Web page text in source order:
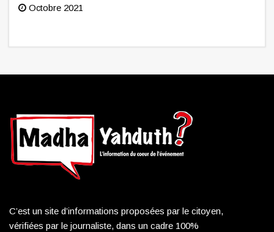
Octobre 2021
C’est un site d’informations proposées par le citoyen,
vérifiées par le journaliste, dans un cadre 100%